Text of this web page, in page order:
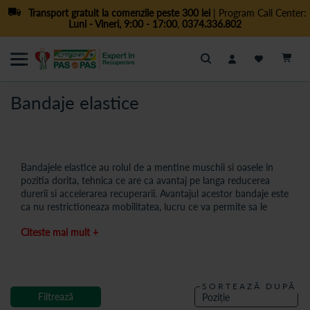
Transport gratuit la comenzile peste 300 lei| Program Call Center:
Luni - Vineri, 9:00 - 17:00, 0374.336.802
Cautare
Bandaje elastice
Bandajele elastice au rolul de a mentine muschii si oasele in
pozitia dorita, tehnica ce are ca avantaj pe langa reducerea
durerii si accelerarea recuperarii. Avantajul acestor bandaje este
ca nu restrictioneaza mobilitatea, lucru ce va permite sa le
denumite pansamente functionale, joaca un rol crucial in
oferind o sustinere constanta si protectie sporita in fata
posibilelor accidentari.
Citeste mai mult +
SORTEAZĂ DUPĂ
Filtrează